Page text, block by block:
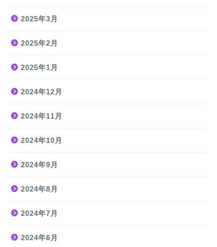
2025年3月
2025年2月
2025年1月
2024年12月
2024年11月
2024年10月
2024年9月
2024年8月
2024年7月
2024年6月